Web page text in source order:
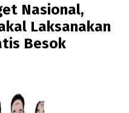
Nasional,
Laksanakan
Besok